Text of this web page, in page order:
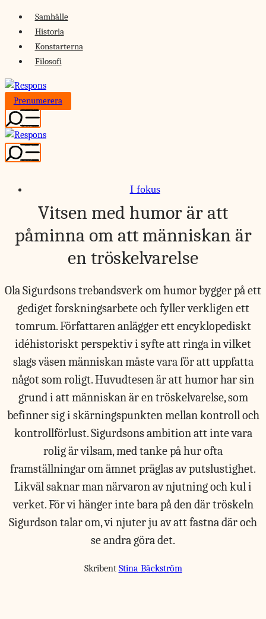
Skip
content
Samhälle
Historia
Konstarterna
Filosofi
Prenumerera
I fokus
Vitsen med humor är att
påminna om att människan är
en tröskelvarelse
Ola Sigurdsons trebandsverk om humor bygger på ett
gediget forskningsarbete och fyller verkligen ett
tomrum. Författaren anlägger ett encyklopediskt
idéhistoriskt perspektiv i syfte att ringa in vilket
slags väsen människan måste vara för att uppfatta
något som roligt. Huvudtesen är att humor har sin
grund i att människan är en tröskelvarelse, som
befinner sig i skärningspunkten mellan kontroll och
kontrollförlust. Sigurdsons ambition att inte vara
rolig är vilsam, med tanke på hur ofta
framställningar om ämnet präglas av putslustighet.
Likväl saknar man närvaron av njutning och kul i
verket. För vi hänger inte bara på den där tröskeln
Sigurdson talar om, vi njuter ju av att fastna där och
se andra göra det.
Skribent Stina Bäckström